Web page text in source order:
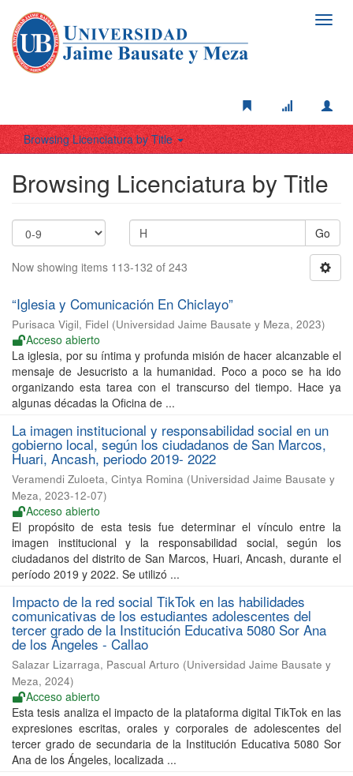
Browsing Licenciatura by Title
Browsing Licenciatura by Title
Go
Now showing items 113-132 of 243
“Iglesia y Comunicación En Chiclayo”
Purisaca Vigil, Fidel (Universidad Jaime Bausate y Meza, 2023)
Acceso abierto
La iglesia, por su íntima y profunda misión de hacer alcanzable el
mensaje de Jesucristo a la humanidad. Poco a poco se ha ido
organizando esta tarea con el transcurso del tiempo. Hace ya
algunas décadas la Oficina de ...
La imagen institucional y responsabilidad social en un
gobierno local, según los ciudadanos de San Marcos,
Huari, Ancash, periodo 2019- 2022
Veramendi Zuloeta, Cintya Romina (Universidad Jaime Bausate y
Meza, 2023-12-07)
Acceso abierto
El propósito de esta tesis fue determinar el vínculo entre la
imagen institucional y la responsabilidad social, según los
ciudadanos del distrito de San Marcos, Huari, Ancash, durante el
período 2019 y 2022. Se utilizó ...
Impacto de la red social TikTok en las habilidades
comunicativas de los estudiantes adolescentes del
tercer grado de la Institución Educativa 5080 Sor Ana
de los Ángeles - Callao
Salazar Lizarraga, Pascual Arturo (Universidad Jaime Bausate y
Meza, 2024)
Acceso abierto
Esta tesis analiza el impacto de la plataforma digital TikTok en las
expresiones escritas, orales y corporales de adolescentes del
tercer grado de secundaria de la Institución Educativa 5080 Sor
Ana de los Ángeles, localizada ...